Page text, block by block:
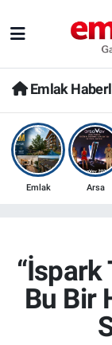
Emlak
Emlak Arsa
“İspark
Bu Bir